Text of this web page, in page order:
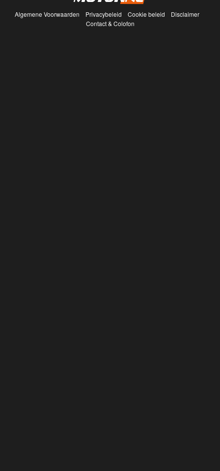
Algemene Voorwaarden Privacybeleid Cookie beleid
Disclaimer
Contact & Colofon